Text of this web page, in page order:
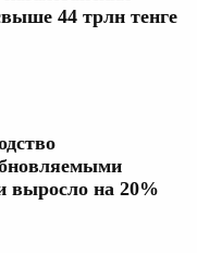
44 трлн тенге
выросло на 20%